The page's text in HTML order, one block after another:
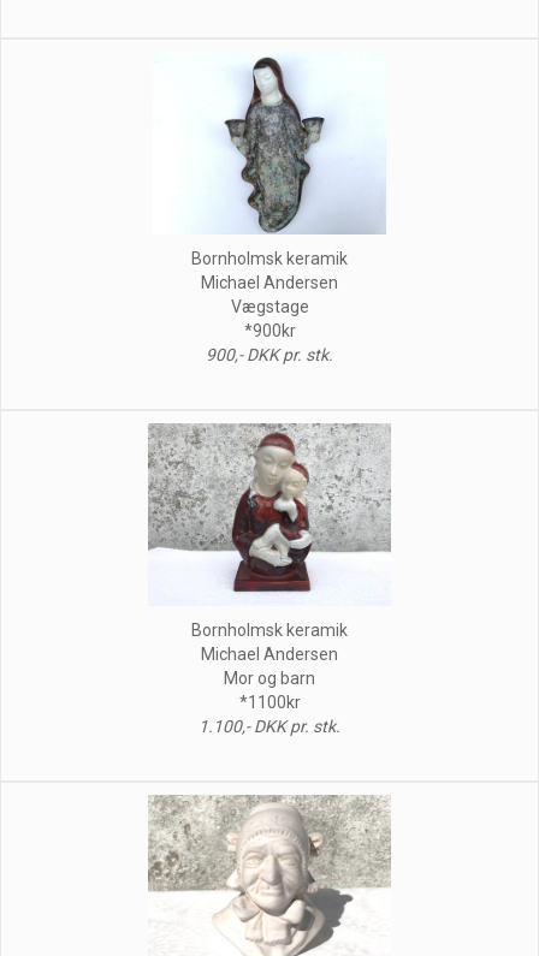
Bornholmsk keramik
Michael Andersen
Vægstage
*900kr
900,- DKK pr. stk.
Bornholmsk keramik
Michael Andersen
Mor og barn
*1100kr
1.100,- DKK pr. stk.